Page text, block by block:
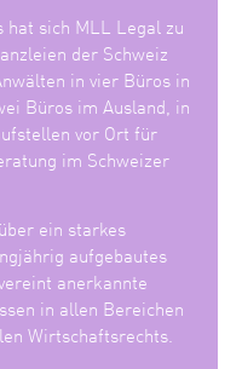
hat sich MLL Legal zu
der Schweiz
in vier Büros in
Büros im Ausland, in
vor Ort für
im Schweizer
ein starkes
aufgebautes
anerkannte
in allen Bereichen
Wirtschaftsrechts.